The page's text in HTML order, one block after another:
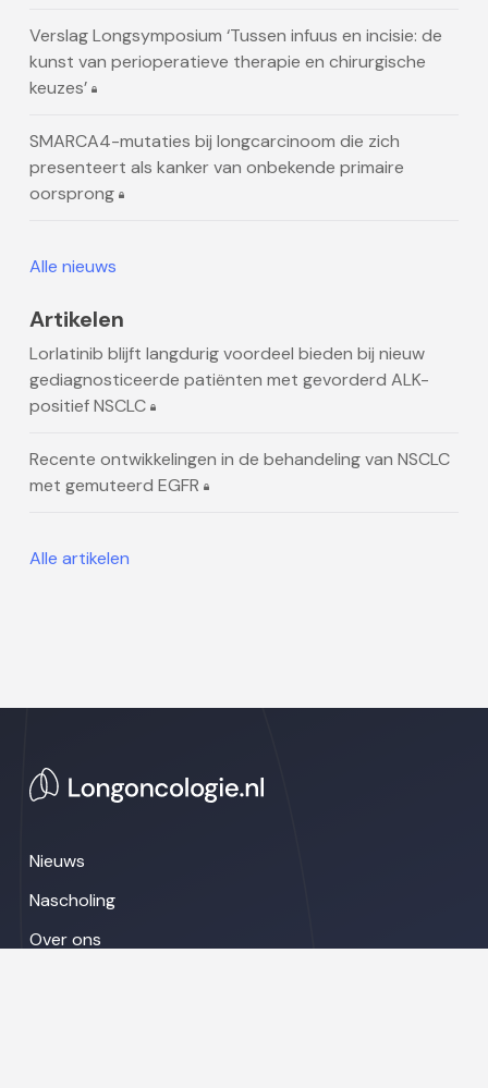
Verslag Longsymposium ‘Tussen infuus en incisie: de
kunst van perioperatieve therapie en chirurgische
keuzes’
SMARCA4-mutaties bij longcarcinoom die zich
presenteert als kanker van onbekende primaire
oorsprong
Alle nieuws
Artikelen
Lorlatinib blijft langdurig voordeel bieden bij nieuw
gediagnosticeerde patiënten met gevorderd ALK-
positief NSCLC
Recente ontwikkelingen in de behandeling van NSCLC
met gemuteerd EGFR
Alle artikelen
Nieuws
Nascholing
Over ons